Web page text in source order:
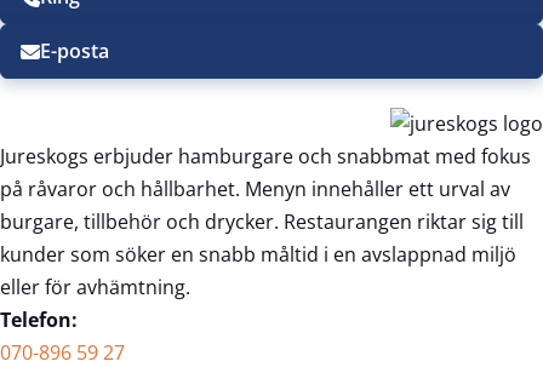
E-posta
Jureskogs erbjuder hamburgare och snabbmat med fokus
på råvaror och hållbarhet. Menyn innehåller ett urval av
burgare, tillbehör och drycker. Restaurangen riktar sig till
kunder som söker en snabb måltid i en avslappnad miljö
eller för avhämtning.
Telefon:
070-896 59 27